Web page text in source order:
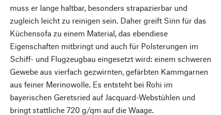
muss er lange haltbar, besonders strapazierbar und
zugleich leicht zu reinigen sein. Daher greift Sinn für das
Küchensofa zu einem Material, das ebendiese
Eigenschaften mitbringt und auch für Polsterungen im
Schiff- und Flugzeugbau eingesetzt wird: einem schweren
Gewebe aus vierfach gezwirnten, gefärbten Kammgarnen
aus feiner Merinowolle. Es entsteht bei Rohi im
bayerischen Geretsried auf Jacquard-Webstühlen und
bringt stattliche 720 g/qm auf die Waage.